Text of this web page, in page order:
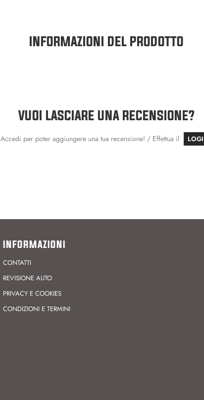
INFORMAZIONI DEL PRODOTTO
VUOI LASCIARE UNA RECENSIONE?
Accedi per poter aggiungere una tua recensione! / Effettua il
INFORMAZIONI
CONTATTI
REVISIONE AUTO
PRIVACY E COOKIES
CONDIZIONI E TERMINI